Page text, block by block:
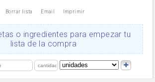
Borrar lista Email Imprimir
o ingredientes para empezar tu
lista de la compra